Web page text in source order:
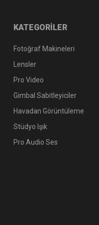
KATEGORİLER
Fotoğraf Makineleri
Lensler
Pro Video
Gimbal Sabitleyiciler
Havadan Görüntüleme
Stüdyo Işık
Pro Audio Ses